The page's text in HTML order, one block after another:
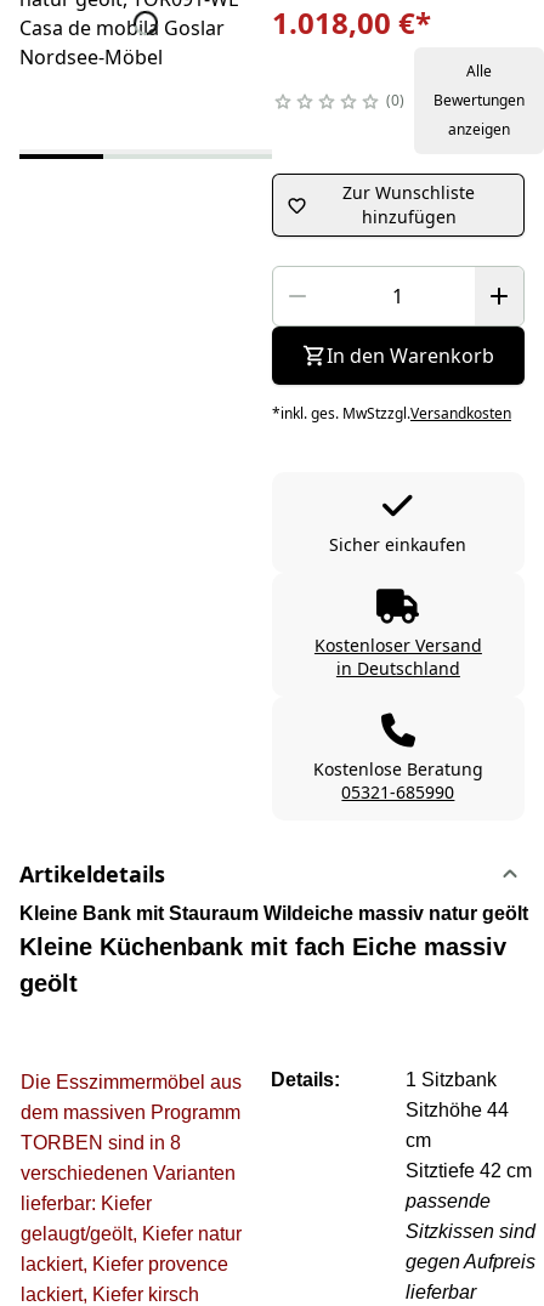
1.018,00 €*
0
Alle
Bewertungen
anzeigen
Zur Wunschliste
hinzufügen
In den Warenkorb
*inkl. ges. MwStzzgl.Versandkosten
Sicher einkaufen
Kostenloser Versand
in Deutschland
Kostenlose Beratung
05321-685990
Artikeldetails
Kleine Bank mit Stauraum Wildeiche massiv natur geölt
Kleine Küchenbank mit fach Eiche massiv
geölt
Die Esszimmermöbel aus
dem massiven Programm
TORBEN sind in 8
verschiedenen Varianten
lieferbar: Kiefer
gelaugt/geölt, Kiefer natur
lackiert, Kiefer provence
lackiert, Kiefer kirsch
Details:
1 Sitzbank
Sitzhöhe 44
cm
Sitztiefe 42 cm
passende
Sitzkissen sind
gegen Aufpreis
lieferbar